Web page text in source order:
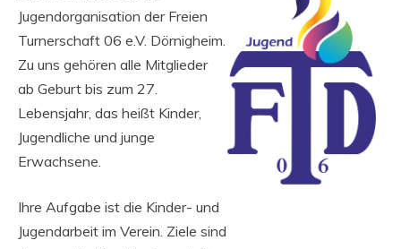
Jugendorganisation der Freien
Turnerschaft 06 e.V. Dörnigheim.
Zu uns gehören alle Mitglieder
ab Geburt bis zum 27.
Lebensjahr, das heißt Kinder,
Jugendliche und junge
Erwachsene.
Ihre Aufgabe ist die Kinder- und
Jugendarbeit im Verein. Ziele sind